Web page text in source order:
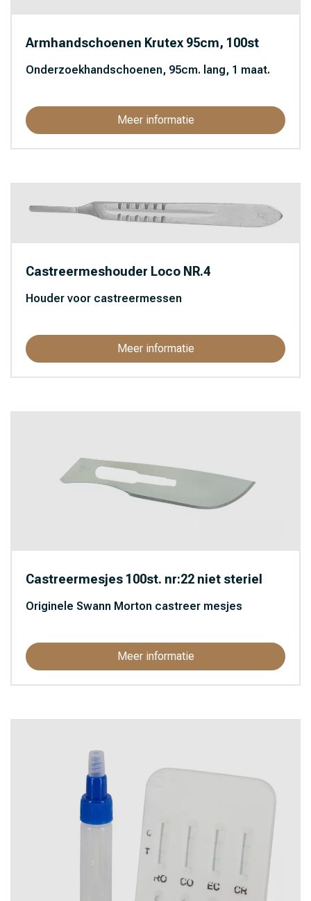
Armhandschoenen Krutex 95cm, 100st
Onderzoekhandschoenen, 95cm. lang, 1 maat.
Meer informatie
Castreermeshouder Loco NR.4
Houder voor castreermessen
Meer informatie
Castreermesjes 100st. nr:22 niet steriel
Originele Swann Morton castreer mesjes
Meer informatie